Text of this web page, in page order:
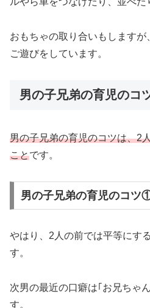
おもちゃの取り合いもします
ご遊びをしています。
男の子兄弟の育児のコ
男の子兄弟の育児のコツは、2
ことです。
男の子兄弟の育児のコツ
やはり、2人の前では平等にす
す。
次男の最近の口癖は｢お兄ちゃ
す。